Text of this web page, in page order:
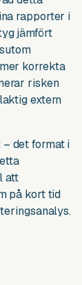
rapporter i
jämfört
korrekta
risken
extern
det format i
att
på kort tid